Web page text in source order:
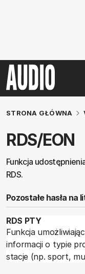
STRONA GŁÓWNA
RDS/EON
Funkcja
RDS.
Pozostałe hasła na
RDS PTY
Funkcja
informacji o typie
stacje (np. sport,